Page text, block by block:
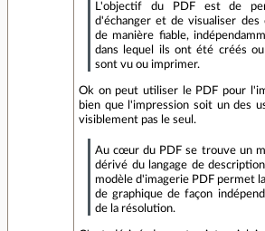
L'objectif du PDF est de
d'échanger et de visualiser
de manière fiable,
dans lequel ils ont été créés
sont vu ou imprimer.
Ok on peut utiliser le PDF pour
bien que l'impression soit un des
visiblement pas le seul.
Au cœur du PDF se trouve un
dérivé du langage de
modèle d'imagerie PDF permet
de graphique de façon
de la résolution.